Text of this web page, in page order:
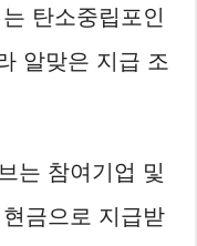
탄소중립포인
알맞은 지급 조
는 참여기업 및
금으로 지급받